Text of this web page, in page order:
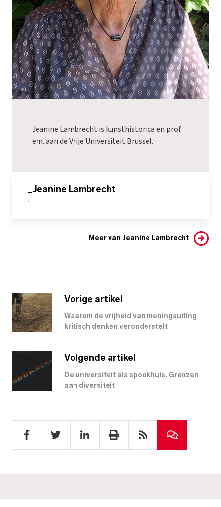
Jeanine Lambrecht is kunsthistorica en prof.
em. aan de Vrije Universiteit Brussel.
_Jeanine Lambrecht
-
Meer van Jeanine Lambrecht
Vorige artikel
Waarom de vrijheid van meningsuiting
kritisch denken veronderstelt
Volgende artikel
De universiteit als spookhuis. Grenzen
aan diversiteit